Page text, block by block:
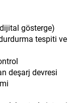
gösterge)
tespiti ve
deşarj devresi